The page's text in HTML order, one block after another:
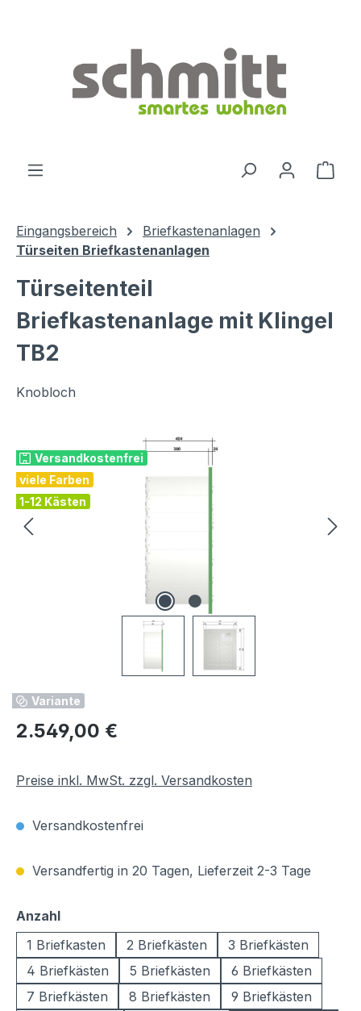
Eingangsbereich
Briefkastenanlagen
Türseiten Briefkastenanlagen
Türseitenteil
Briefkastenanlage mit Klingel
TB2
Knobloch
Versandkostenfrei
viele Farben
1-12 Kästen
Variante
Regulärer Preis:
2.549,00 €
Preise inkl. MwSt. zzgl. Versandkosten
Versandkostenfrei
Versandfertig in 20 Tagen, Lieferzeit 2-3 Tage
Anzahlauswählen
1 Briefkasten
2 Briefkästen
3 Briefkästen
4 Briefkästen
5 Briefkästen
6 Briefkästen
7 Briefkästen
8 Briefkästen
9 Briefkästen